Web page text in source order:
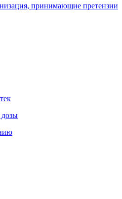
принимающие претензии